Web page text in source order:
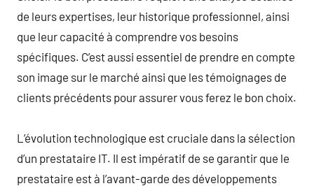
de leurs expertises, leur historique professionnel, ainsi
que leur capacité à comprendre vos besoins
spécifiques. C’est aussi essentiel de prendre en compte
son image sur le marché ainsi que les témoignages de
clients précédents pour assurer vous ferez le bon choix.
L’évolution technologique est cruciale dans la sélection
d’un prestataire IT. Il est impératif de se garantir que le
prestataire est à l’avant-garde des développements